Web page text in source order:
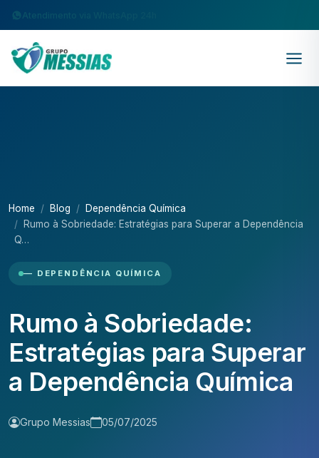
Atendimento via WhatsApp 24h
Home Blog
Dependência Química
Rumo à Sobriedade: Estratégias para Superar a Dependência
Q…
— DEPENDÊNCIA QUÍMICA
Rumo à Sobriedade:
Estratégias para Superar
a Dependência Química
Grupo Messias 05/07/2025